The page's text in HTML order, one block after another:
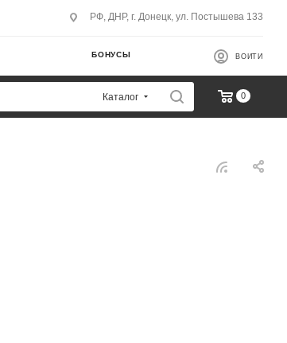
РФ, ДНР, г. Донецк, ул. Постышева 133
БОНУСЫ ВОЙТИ
Каталог 0